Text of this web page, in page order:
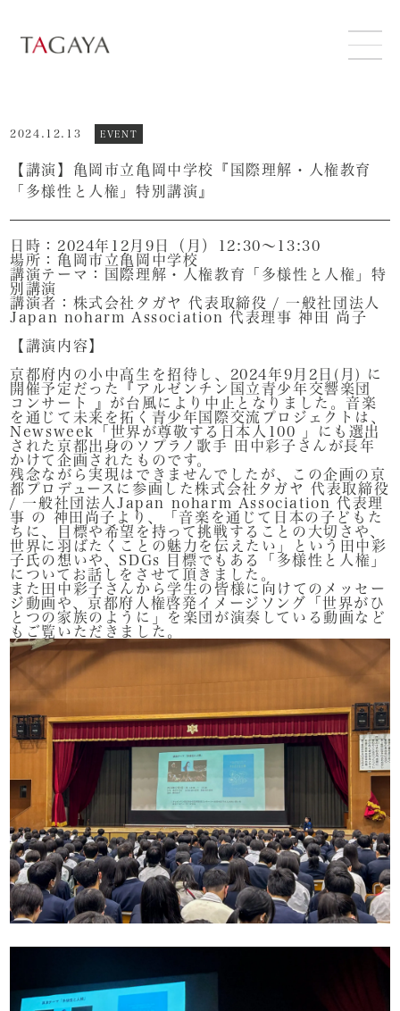
SERVICE
SUSTAINABILITY
NEWS
RECRUIT
CONTACT
2024.12.13 EVENT
【講演】亀岡市立亀岡中学校『国際理解・人権教育
「多様性と人権」特別講演』
日時：2024年12月9日（月）12:30～13:30
場所：亀岡市立亀岡中学校
講演テーマ：国際理解・人権教育「多様性と人権」特
別講演
講演者：株式会社タガヤ 代表取締役 / 一般社団法人
Japan noharm Association 代表理事 神田 尚子
【講演内容】
京都府内の小中高生を招待し、2024年9月2日(月) に
開催予定だった『アルゼンチン国立青少年交響楽団
コンサート 』が台風により中止となりました。音楽
を通じて未来を拓く青少年国際交流プロジェクトは、
Newsweek「世界が尊敬する日本人100 」にも選出
された京都出身のソプラノ歌手 田中彩子さんが長年
かけて企画されたものです。
残念ながら実現はできませんでしたが、この企画の京
都プロデュースに参画した株式会社タガヤ 代表取締役
/ 一般社団法人Japan noharm Association 代表理
事 の 神田尚子より、「音楽を通じて日本の子どもた
ちに、目標や希望を持って挑戦することの大切さや、
世界に羽ばたくことの魅力を伝えたい」という田中彩
子氏の想いや、SDGs 目標でもある「多様性と人権」
についてお話しをさせて頂きました。
また田中彩子さんから学生の皆様に向けてのメッセー
ジ動画や、京都府人権啓発イメージソング「世界がひ
とつの家族のように」を楽団が演奏している動画など
もご覧いただきました。